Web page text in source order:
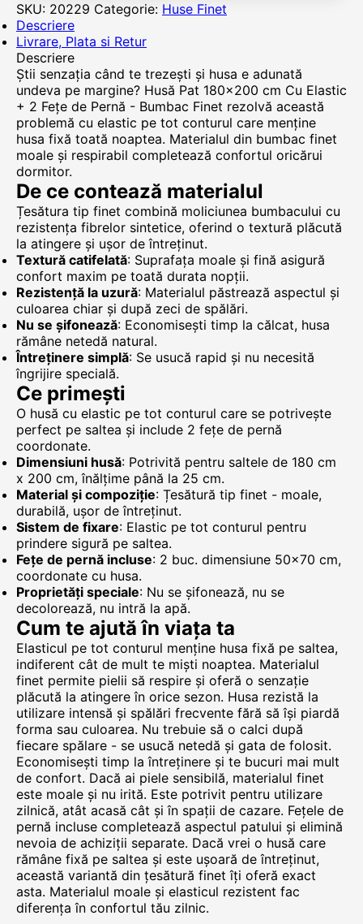
SKU: 20229 Categorie: Huse Finet
Descriere
Livrare, Plata si Retur
Descriere
Știi senzația când te trezești și husa e adunată
undeva pe margine? Husă Pat 180x200 cm Cu Elastic
+ 2 Fețe de Pernă - Bumbac Finet rezolvă această
problemă cu elastic pe tot conturul care menține
husa fixă toată noaptea. Materialul din bumbac finet
moale și respirabil completează confortul oricărui
dormitor.
De ce contează materialul
Țesătura tip finet combină moliciunea bumbacului cu
rezistența fibrelor sintetice, oferind o textură plăcută
la atingere și ușor de întreținut.
Textură catifelată: Suprafața moale și fină asigură
confort maxim pe toată durata nopții.
Rezistență la uzură: Materialul păstrează aspectul și
culoarea chiar și după zeci de spălări.
Nu se șifonează: Economisești timp la călcat, husa
rămâne netedă natural.
Întreținere simplă: Se usucă rapid și nu necesită
îngrijire specială.
Ce primești
O husă cu elastic pe tot conturul care se potrivește
perfect pe saltea și include 2 fețe de pernă
coordonate.
Dimensiuni husă: Potrivită pentru saltele de 180 cm
x 200 cm, înălțime până la 25 cm.
Material și compoziție: Țesătură tip finet - moale,
durabilă, ușor de întreținut.
Sistem de fixare: Elastic pe tot conturul pentru
prindere sigură pe saltea.
Fețe de pernă incluse: 2 buc. dimensiune 50x70 cm,
coordonate cu husa.
Proprietăți speciale: Nu se șifonează, nu se
decolorează, nu intră la apă.
Cum te ajută în viața ta
Elasticul pe tot conturul menține husa fixă pe saltea,
indiferent cât de mult te miști noaptea. Materialul
finet permite pielii să respire și oferă o senzație
plăcută la atingere în orice sezon. Husa rezistă la
utilizare intensă și spălări frecvente fără să își piardă
forma sau culoarea. Nu trebuie să o calci după
fiecare spălare - se usucă netedă și gata de folosit.
Economisești timp la întreținere și te bucuri mai mult
de confort. Dacă ai piele sensibilă, materialul finet
este moale și nu irită. Este potrivit pentru utilizare
zilnică, atât acasă cât și în spații de cazare. Fețele de
pernă incluse completează aspectul patului și elimină
nevoia de achiziții separate. Dacă vrei o husă care
rămâne fixă pe saltea și este ușoară de întreținut,
această variantă din țesătură finet îți oferă exact
asta. Materialul moale și elasticul rezistent fac
diferența în confortul tău zilnic.